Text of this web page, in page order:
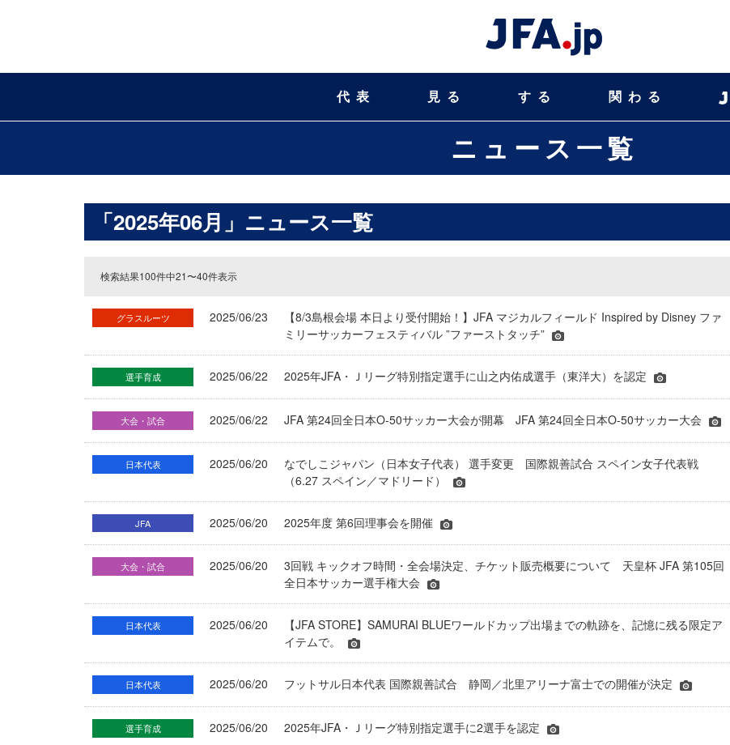
代表 見る する 関わる
ニュース一覧
「2025年06月」ニュース一覧
検索結果100件中21〜40件表示
グラスルーツ 2025/06/23
【8/3島根会場 本日より受付開始！】JFA マジカルフィールド Inspired by Disney ファ
ミリーサッカーフェスティバル ”ファーストタッチ”
選手育成 2025/06/22 2025年JFA・Ｊリーグ特別指定選手に山之内佑成選手（東洋大）を認定
大会・試合 2025/06/22 JFA 第24回全日本O-50サッカー大会が開幕 JFA 第24回全日本O-50サッカー大会
日本代表 2025/06/20
なでしこジャパン（日本女子代表） 選手変更 国際親善試合 スペイン女子代表戦
（6.27 スペイン／マドリード）
JFA 2025/06/20 2025年度 第6回理事会を開催
大会・試合 2025/06/20
3回戦 キックオフ時間・全会場決定、チケット販売概要について 天皇杯 JFA 第105回
全日本サッカー選手権大会
日本代表 2025/06/20
【JFA STORE】SAMURAI BLUEワールドカップ出場までの軌跡を、記憶に残る限定ア
イテムで。
日本代表 2025/06/20 フットサル日本代表 国際親善試合 静岡／北里アリーナ富士での開催が決定
選手育成 2025/06/20 2025年JFA・Ｊリーグ特別指定選手に2選手を認定